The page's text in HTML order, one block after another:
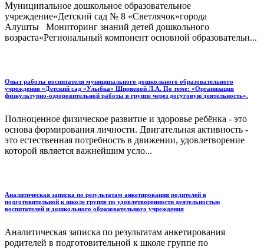
Муниципальное дошкольное образовательное
учреждение«Детский сад № 8 «Светлячок»города
Алушты Мониторинг знаний детей дошкольного
возраста«Региональный компонент основной образовательн...
Опыт работы воспитателя муниципального дошкольного образовательного
учреждения «Детский сад «Улыбка» Ширяевой Л.А. По теме: «Организация
физкультурно-оздоровительной работы в группе через досуговую деятельность».
Полноценное физическое развитие и здоровье ребёнка - это
основа формирования личности. Двигательная активность -
это естественная потребность в движении, удовлетворение
которой является важнейшим усло...
Аналитическая записка по результатам анкетирования родителей в
подготовительной к школе группе по удовлетворенности деятельностью
воспитателей и дошкольного образовательного учреждения
Аналитическая записка по результатам анкетирования
родителей в подготовительной к школе группе по